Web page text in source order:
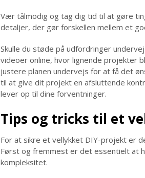
Vær tålmodig og tag dig tid til at gøre
detaljer, der gør forskellen mellem et
Skulle du støde på udfordringer
videoer online, hvor lignende projekter
justere planen undervejs for at få det
til at give dit projekt en afsluttende
lever op til dine forventninger.
Tips og tricks til et
For at sikre et vellykket DIY-projekt er
Først og fremmest er det essentielt at
kompleksitet.